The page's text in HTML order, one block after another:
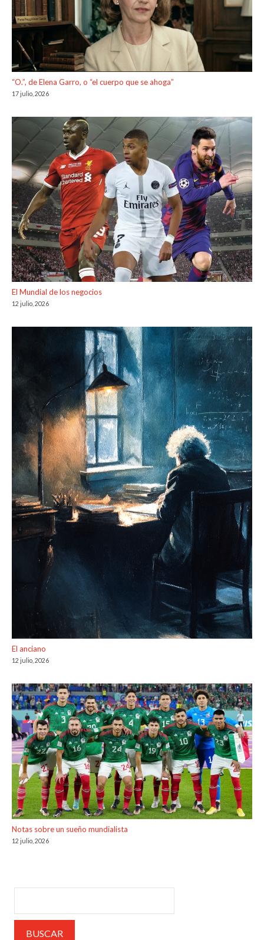
“O.”, de Elena Garro, o “el cuerpo que se ahoga”
17 julio, 2026
El Mundial de los negocios
12 julio, 2026
El anciano
12 julio, 2026
Notas sobre un sueño mundialista
12 julio, 2026